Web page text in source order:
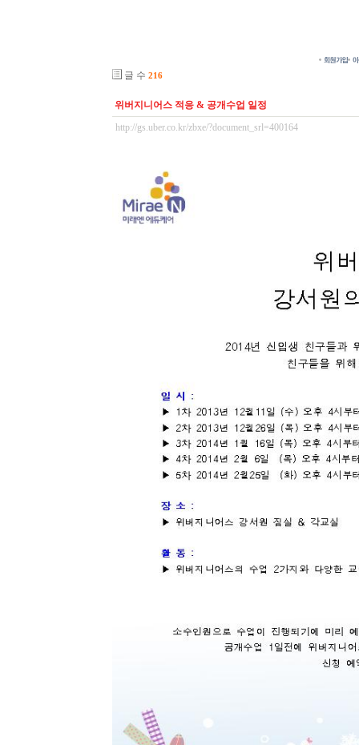
글 수 216
위버지니어스 적응 & 공개수업 일정
http://gs.uber.co.kr/zbxe/?document_srl=400164